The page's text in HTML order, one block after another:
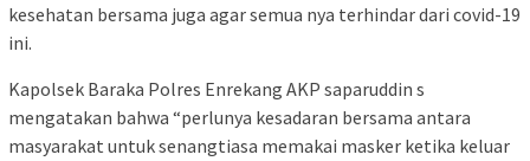
kesehatan bersama juga agar semua nya terhindar dari covid-19
ini.
Kapolsek Baraka Polres Enrekang AKP saparuddin s
mengatakan bahwa “perlunya kesadaran bersama antara
masyarakat untuk senangtiasa memakai masker ketika keluar